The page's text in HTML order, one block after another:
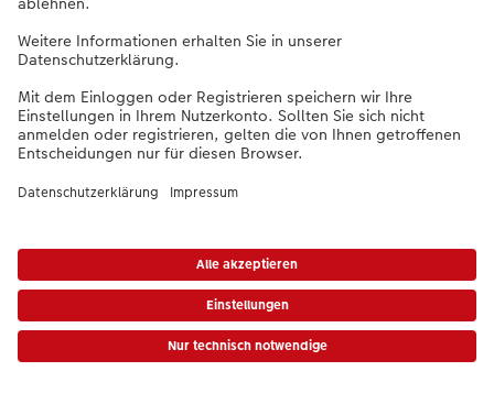
CEWE verpflichtet
sich zu einer
verantwortungsvollen
Technologien.
Unsere Haltung
haben wir in einer
Charta formuliert.
* Unverbindliche Preisempfehlung. Die Preise gelten inkl. MwSt. zzgl. Versandkosten (ggf. anfallend auch bei
Filialabholung) gem.PreislisteDas abgebildete Produkt hat ggfs. einen höheren Preis.